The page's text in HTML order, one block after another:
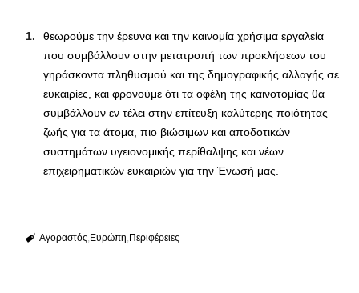
θεωρούμε την έρευνα και την καινομία χρήσιμα εργαλεία
που συμβάλλουν στην μετατροπή των προκλήσεων του
γηράσκοντα πληθυσμού και της δημογραφικής αλλαγής σε
ευκαιρίες, και φρονούμε ότι τα οφέλη της καινοτομίας θα
συμβάλλουν εν τέλει στην επίτευξη καλύτερης ποιότητας
ζωής για τα άτομα, πιο βιώσιμων και αποδοτικών
συστημάτων υγειονομικής περίθαλψης και νέων
επιχειρηματικών ευκαιριών για την Ένωσή μας.
Αγοραστός Ευρώπη Περιφέρειες